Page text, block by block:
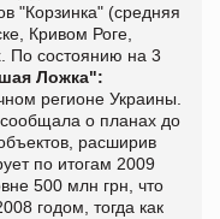
"Корзинка" (средняя
Кривом Роге,
По состоянию на 3
Ложка":
регионе Украины.
о планах до
расширив
по итогам 2009
500 млн грн, что
годом, тогда как